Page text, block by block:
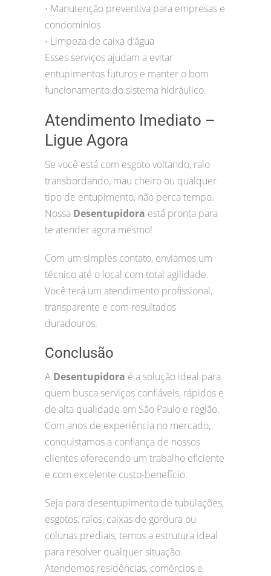
• Manutenção preventiva para empresas e
condomínios
• Limpeza de caixa d’água
Esses serviços ajudam a evitar
entupimentos futuros e manter o bom
funcionamento do sistema hidráulico.
Atendimento Imediato –
Ligue Agora
Se você está com esgoto voltando, ralo
transbordando, mau cheiro ou qualquer
tipo de entupimento, não perca tempo.
Nossa Desentupidora está pronta para
te atender agora mesmo!
Com um simples contato, enviamos um
técnico até o local com total agilidade.
Você terá um atendimento profissional,
transparente e com resultados
duradouros.
Conclusão
A Desentupidora é a solução ideal para
quem busca serviços confiáveis, rápidos e
de alta qualidade em São Paulo e região.
Com anos de experiência no mercado,
conquistamos a confiança de nossos
clientes oferecendo um trabalho eficiente
e com excelente custo-benefício.
Seja para desentupimento de tubulações,
esgotos, ralos, caixas de gordura ou
colunas prediais, temos a estrutura ideal
para resolver qualquer situação.
Atendemos residências, comércios e